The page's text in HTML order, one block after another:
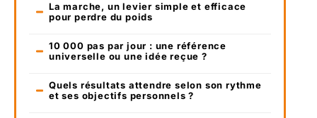
La marche, un levier simple et efficace
pour perdre du poids
10 000 pas par jour : une référence
universelle ou une idée reçue ?
Quels résultats attendre selon son rythme
et ses objectifs personnels ?